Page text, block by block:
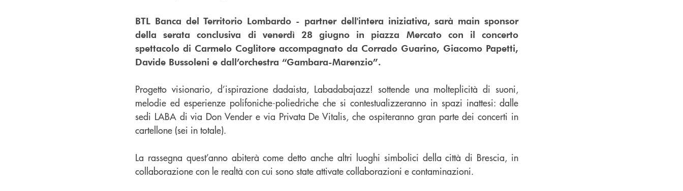
BTL Banca del Territorio Lombardo - partner dell'intera iniziativa, sarà main sponsor
della serata conclusiva di venerdì 28 giugno in piazza Mercato con il concerto
spettacolo di Carmelo Coglitore accompagnato da Corrado Guarino, Giacomo Papetti,
Davide Bussoleni e dall’orchestra “Gambara-Marenzio”.
Progetto visionario, d’ispirazione dadaista, Labadabajazz! sottende una molteplicità di suoni,
melodie ed esperienze polifoniche-poliedriche che si contestualizzeranno in spazi inattesi: dalle
sedi LABA di via Don Vender e via Privata De Vitalis, che ospiteranno gran parte dei concerti in
cartellone (sei in totale).
La rassegna quest’anno abiterà come detto anche altri luoghi simbolici della città di Brescia, in
collaborazione con le realtà con cui sono state attivate collaborazioni e contaminazioni.